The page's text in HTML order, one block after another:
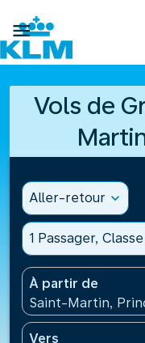

Vols de
Aller-retour expand_more
1 Passager,
À partir de
Saint-Martin,
Vers